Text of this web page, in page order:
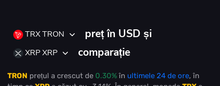
TRX TRON preț în USD și
XRP XRP comparație
TRON prețul a crescut de 0.30%în ultimele 24 de ore, în